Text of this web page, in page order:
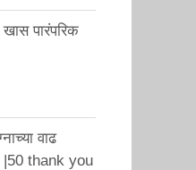
खास पारंपरिक
वाढ
|50 thank you